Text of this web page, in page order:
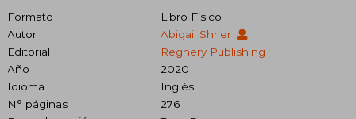
Formato
Libro Físico
Autor
Abigail Shrier
Editorial
Regnery Publishing
Año
2020
Idioma
Inglés
N° páginas
276